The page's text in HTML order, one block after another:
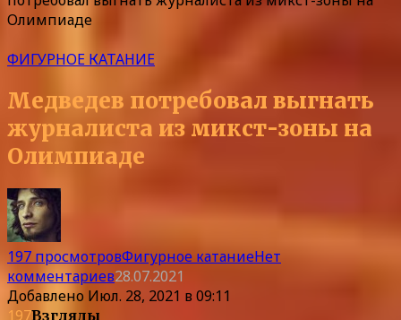
Олимпиаде
ФИГУРНОЕ КАТАНИЕ
Медведев потребовал выгнать
журналиста из микст-зоны на
Олимпиаде
197 просмотровФигурное катаниеНет
комментариев28.07.2021
Добавлено Июл. 28, 2021 в 09:11
197Взгляды